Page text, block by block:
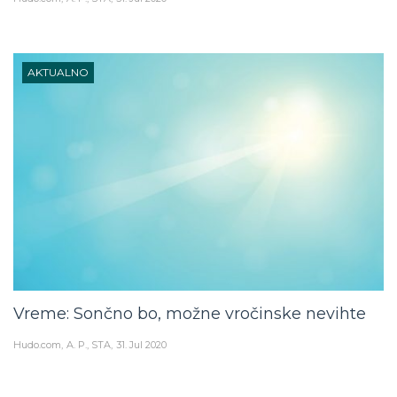
AKTUALNO
Vreme: Sončno bo, možne vročinske nevihte
Hudo.com A. P., STA 31. Jul 2020